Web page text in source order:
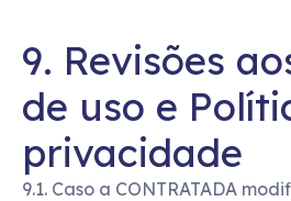
9. Revisões
de uso e
privacidade
9.1. Caso a CONTRATADA